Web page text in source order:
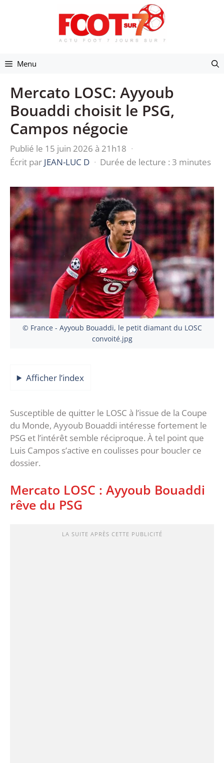
Menu
Mercato LOSC: Ayyoub
Bouaddi choisit le PSG,
Campos négocie
Publié le 15 juin 2026 à 21h18 ·
Écrit par JEAN-LUC D · Durée de lecture : 3 minutes
© France - Ayyoub Bouaddi, le petit diamant du LOSC
convoité.jpg
Afficher l’index
Susceptible de quitter le LOSC à l’issue de la Coupe
du Monde, Ayyoub Bouaddi intéresse fortement le
PSG et l’intérêt semble réciproque. À tel point que
Luis Campos s’active en coulisses pour boucler ce
dossier.
Mercato LOSC : Ayyoub Bouaddi
rêve du PSG
LA SUITE APRÈS CETTE PUBLICITÉ